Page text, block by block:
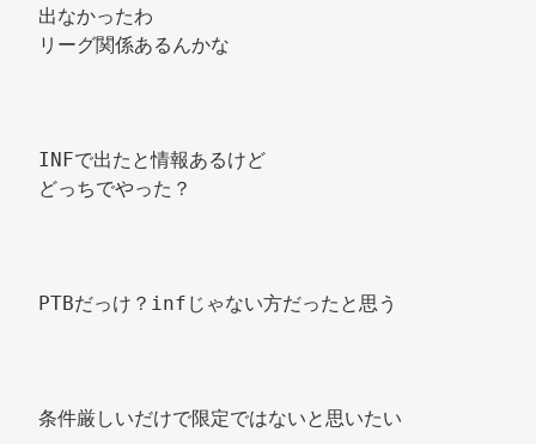
出なかったわ
リーグ関係あるんかな
INFで出たと情報あるけど
どっちでやった？
PTBだっけ？infじゃない方だったと思う
条件厳しいだけで限定ではないと思いたい